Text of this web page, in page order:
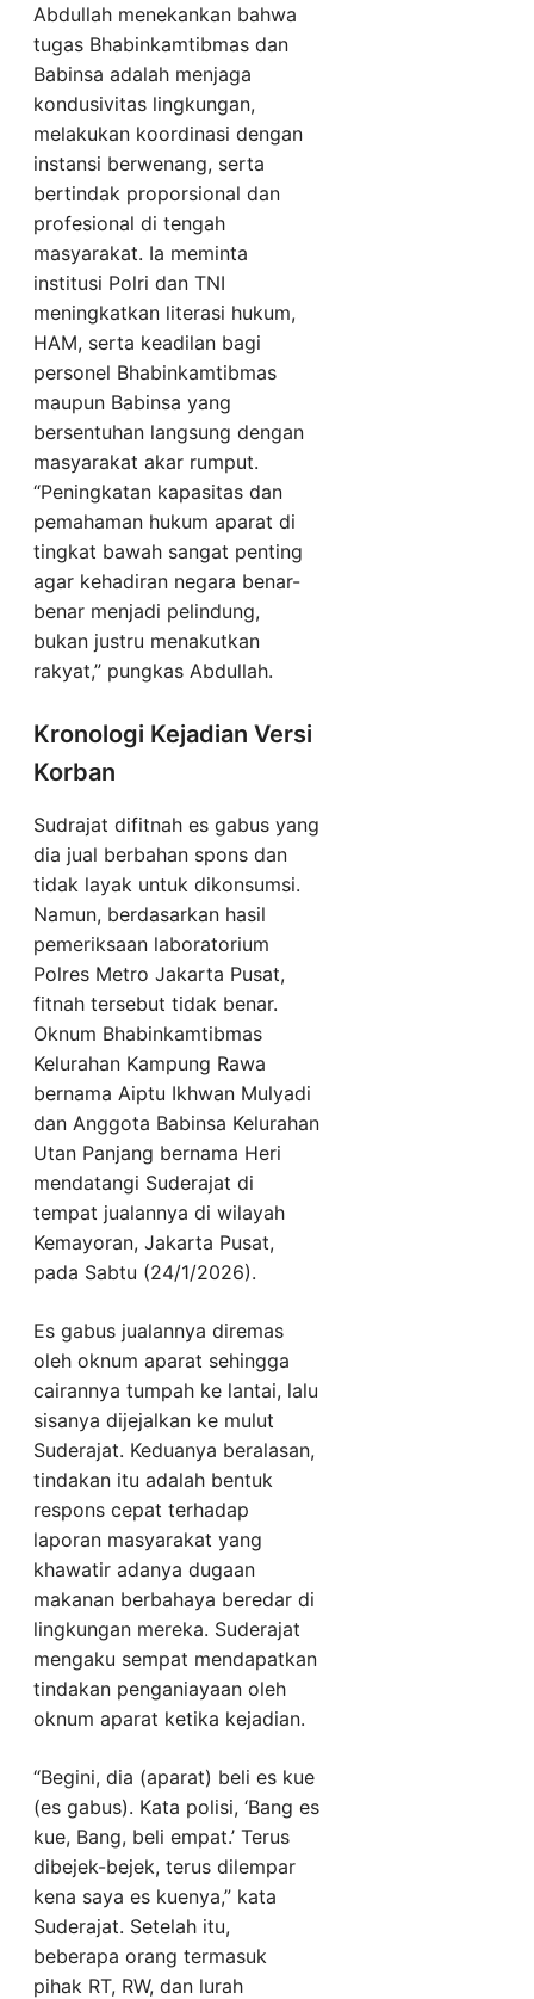
Abdullah menekankan bahwa
tugas Bhabinkamtibmas dan
Babinsa adalah menjaga
kondusivitas lingkungan,
melakukan koordinasi dengan
instansi berwenang, serta
bertindak proporsional dan
profesional di tengah
masyarakat. Ia meminta
institusi Polri dan TNI
meningkatkan literasi hukum,
HAM, serta keadilan bagi
personel Bhabinkamtibmas
maupun Babinsa yang
bersentuhan langsung dengan
masyarakat akar rumput.
“Peningkatan kapasitas dan
pemahaman hukum aparat di
tingkat bawah sangat penting
agar kehadiran negara benar-
benar menjadi pelindung,
bukan justru menakutkan
rakyat,” pungkas Abdullah.
Kronologi Kejadian Versi
Korban
Sudrajat difitnah es gabus yang
dia jual berbahan spons dan
tidak layak untuk dikonsumsi.
Namun, berdasarkan hasil
pemeriksaan laboratorium
Polres Metro Jakarta Pusat,
fitnah tersebut tidak benar.
Oknum Bhabinkamtibmas
Kelurahan Kampung Rawa
bernama Aiptu Ikhwan Mulyadi
dan Anggota Babinsa Kelurahan
Utan Panjang bernama Heri
mendatangi Suderajat di
tempat jualannya di wilayah
Kemayoran, Jakarta Pusat,
pada Sabtu (24/1/2026).
Es gabus jualannya diremas
oleh oknum aparat sehingga
cairannya tumpah ke lantai, lalu
sisanya dijejalkan ke mulut
Suderajat. Keduanya beralasan,
tindakan itu adalah bentuk
respons cepat terhadap
laporan masyarakat yang
khawatir adanya dugaan
makanan berbahaya beredar di
lingkungan mereka. Suderajat
mengaku sempat mendapatkan
tindakan penganiayaan oleh
oknum aparat ketika kejadian.
“Begini, dia (aparat) beli es kue
(es gabus). Kata polisi, ‘Bang es
kue, Bang, beli empat.’ Terus
dibejek-bejek, terus dilempar
kena saya es kuenya,” kata
Suderajat. Setelah itu,
beberapa orang termasuk
pihak RT, RW, dan lurah